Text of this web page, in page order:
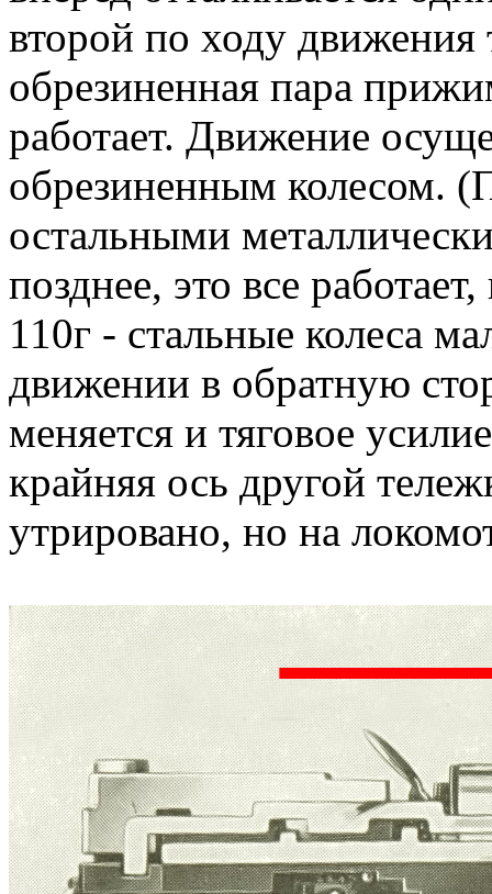
второй по ходу движения
обрезиненная пара
работает. Движение
обрезиненным колесом.
остальными
позднее, это все
110г - стальные колеса
движении в обратную
меняется и тяговое
крайняя ось другой
утрировано, но на